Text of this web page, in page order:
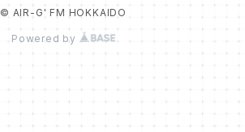
© AIR-G' FM HOKKAIDO
Powered by